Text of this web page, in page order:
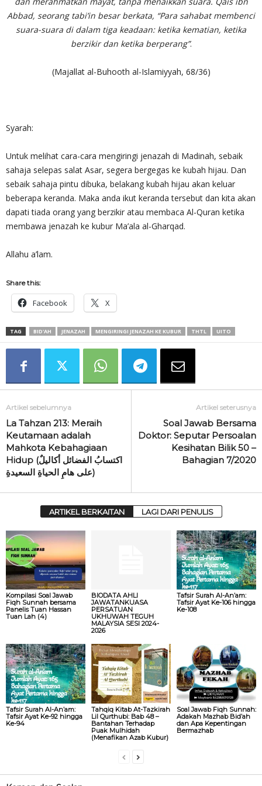
Abbad, seorang tabi’in besar berkata, “Para sahabat membenci
suara-suara di dalam tiga keadaan: ketika kematian, ketika
berzikir dan ketika berperang”.
(Majallat al-Buhooth al-Islamiyyah, 68/36)
Syarah:
Untuk melihat cara-cara mengiringi jenazah di Madinah, sebaik
sahaja selepas salat Asar, segera bergegas ke kubah hijau. Dan
sebaik sahaja pintu dibuka, belakang kubah hijau akan keluar
beberapa keranda. Maka anda ikut keranda tersebut dan kita akan
dapati tiada orang yang berzikir atau membaca Al-Quran ketika
membawa jenazah ke kubur Ma’ala al-Gharqad.
Allahu a’lam.
Share this:
Facebook X
TAG BID'AH JENAZAH MENGIRINGI JENAZAH KE KUBUR THTL UITO
Artikel sebelumnya
La Tahzan 213: Meraih
Keutamaan adalah
Mahkota Kebahagiaan
Hidup (اكتسابُ الفضائل أكاليلٌ
على هامِ الحياةِ السعيدةِ)
Artikel seterusnya
Soal Jawab Bersama
Doktor: Seputar Persoalan
Kesihatan Bilik 50 –
Bahagian 7/2020
ARTIKEL BERKAITAN LAGI DARI PENULIS
Kompilasi Soal Jawab
Fiqh Sunnah bersama
Panelis Tuan Hassan
Tuan Lah (4)
BIODATA AHLI
JAWATANKUASA
PERSATUAN
UKHUWAH TEGUH
MALAYSIA SESI 2024-
2026
Tafsir Surah Al-An’am:
Tafsir Ayat Ke-106 hingga
Ke-108
Tafsir Surah Al-An’am:
Tafsir Ayat Ke-92 hingga
Ke-94
Tahqiq Kitab At-Tazkirah
Lil Qurthubi: Bab 48 –
Bantahan Terhadap
Puak Mulhidah
(Menafikan Azab Kubur)
Soal Jawab Fiqh Sunnah:
Adakah Mazhab Bid’ah
dan Apa Kepentingan
Bermazhab